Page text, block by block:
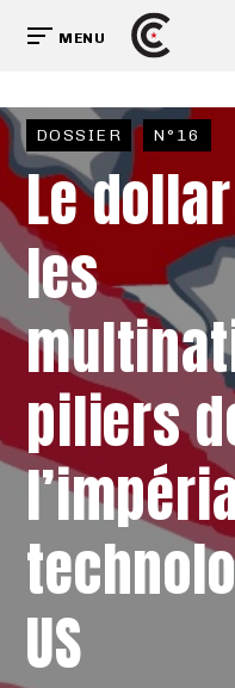
MENU
DOSSIER N°16
Le
les
piliers
US